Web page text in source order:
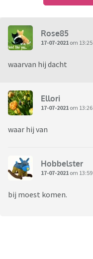
Rose85
17-07-2021 om 13:25
waarvan hij dacht
Ellori
17-07-2021 om 13:26
waar hij van
Hobbelster
17-07-2021 om 13:59
bij moest komen.